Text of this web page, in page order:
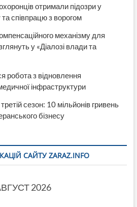
отримали підозри у
співпрацю з ворогом
механізму для
у «Діалозі влади та
робота з відновлення
інфраструктури
сезон: 10 мільйонів гривень
бізнесу
САЙТУ ZARAZ.INFO
2026